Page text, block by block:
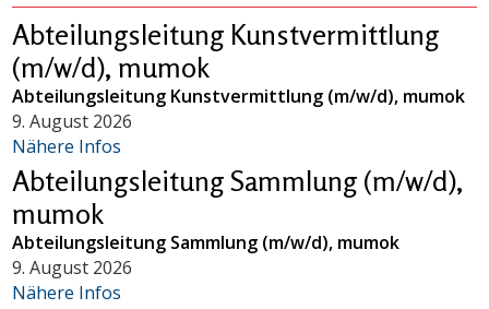
Abteilungsleitung Kunstvermittlung
(m/w/d), mumok
Abteilungsleitung Kunstvermittlung (m/w/d), mumok
9. August 2026
Nähere Infos
Abteilungsleitung Sammlung (m/w/d),
mumok
Abteilungsleitung Sammlung (m/w/d), mumok
9. August 2026
Nähere Infos